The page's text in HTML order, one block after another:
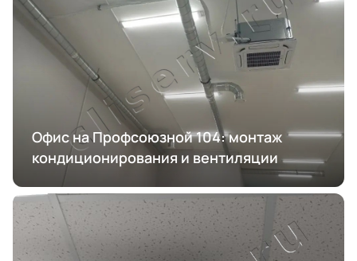
Офис на Профсоюзной 104: монтаж
кондиционирования и вентиляции